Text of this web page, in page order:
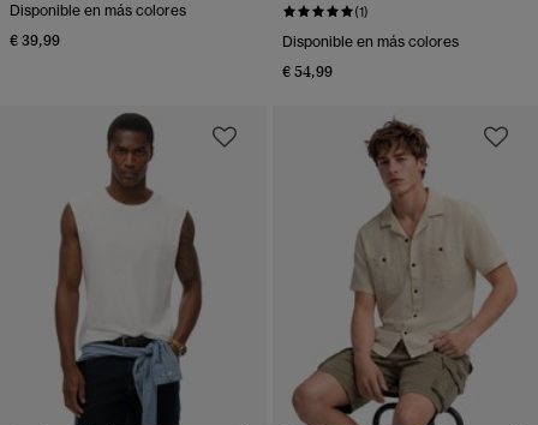
Disponible en más colores
€ 39,99
(1)
Disponible en más colores
€ 54,99